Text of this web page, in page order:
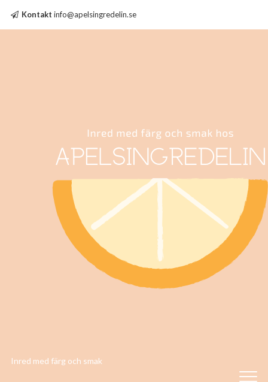
Kontakt info@apelsingredelin.se
Inred med färg och smak